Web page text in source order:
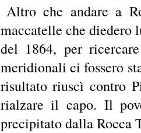
Altro che andare a
maccatelle che diedero
del 1864, per
meridionali ci fossero
risultato riuscì contro
rialzare il capo. Il
precipitato dalla Rocca